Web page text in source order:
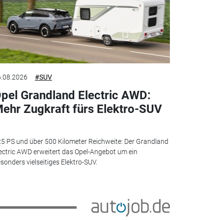
#SUV
Grandland Electric AWD:
Zugkraft fürs Elektro-SUV
PS und über 500 Kilometer Reichweite: Der Grandland
AWD erweitert das Opel-Angebot um ein
vielseitiges Elektro-SUV.